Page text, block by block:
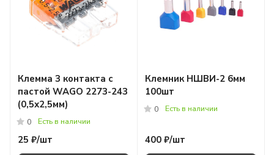
Клемма 3 контакта с
пастой WAGO 2273-243
(0,5х2,5мм)
0 Есть в наличии
25 ₽/шт
Клемник НШВИ-2 6мм
100шт
0 Есть в наличии
400 ₽/шт